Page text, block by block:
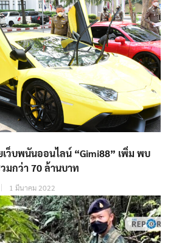
ว็บพนันออนไลน์ “Gimi88” เพิ่ม พบ
มกว่า 70 ล้านบาท
1 มีนาคม 2022